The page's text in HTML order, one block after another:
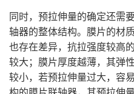
同时，预拉伸量的确定还需
轴器的整体结构。膜片的材
也存在差异，抗拉强度较高
较大；膜片厚度越薄，其弹
较小，若预拉伸量过大，容